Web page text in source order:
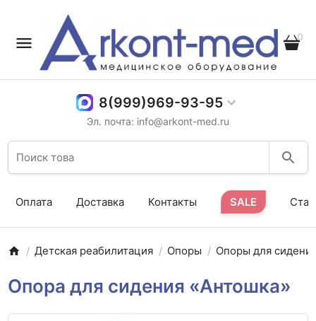
0
8(999)969-93-95
Эл. почта: info@arkont-med.ru
Оплата Доставка Контакты SALE
Детская реабилитация Опоры Опоры для
Опора для сидения «Антошка»